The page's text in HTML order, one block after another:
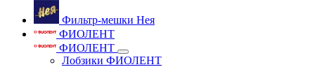
Фильтр-мешки Нея
ФИОЛЕНТ
ФИОЛЕНТ
Лобзики ФИОЛЕНТ